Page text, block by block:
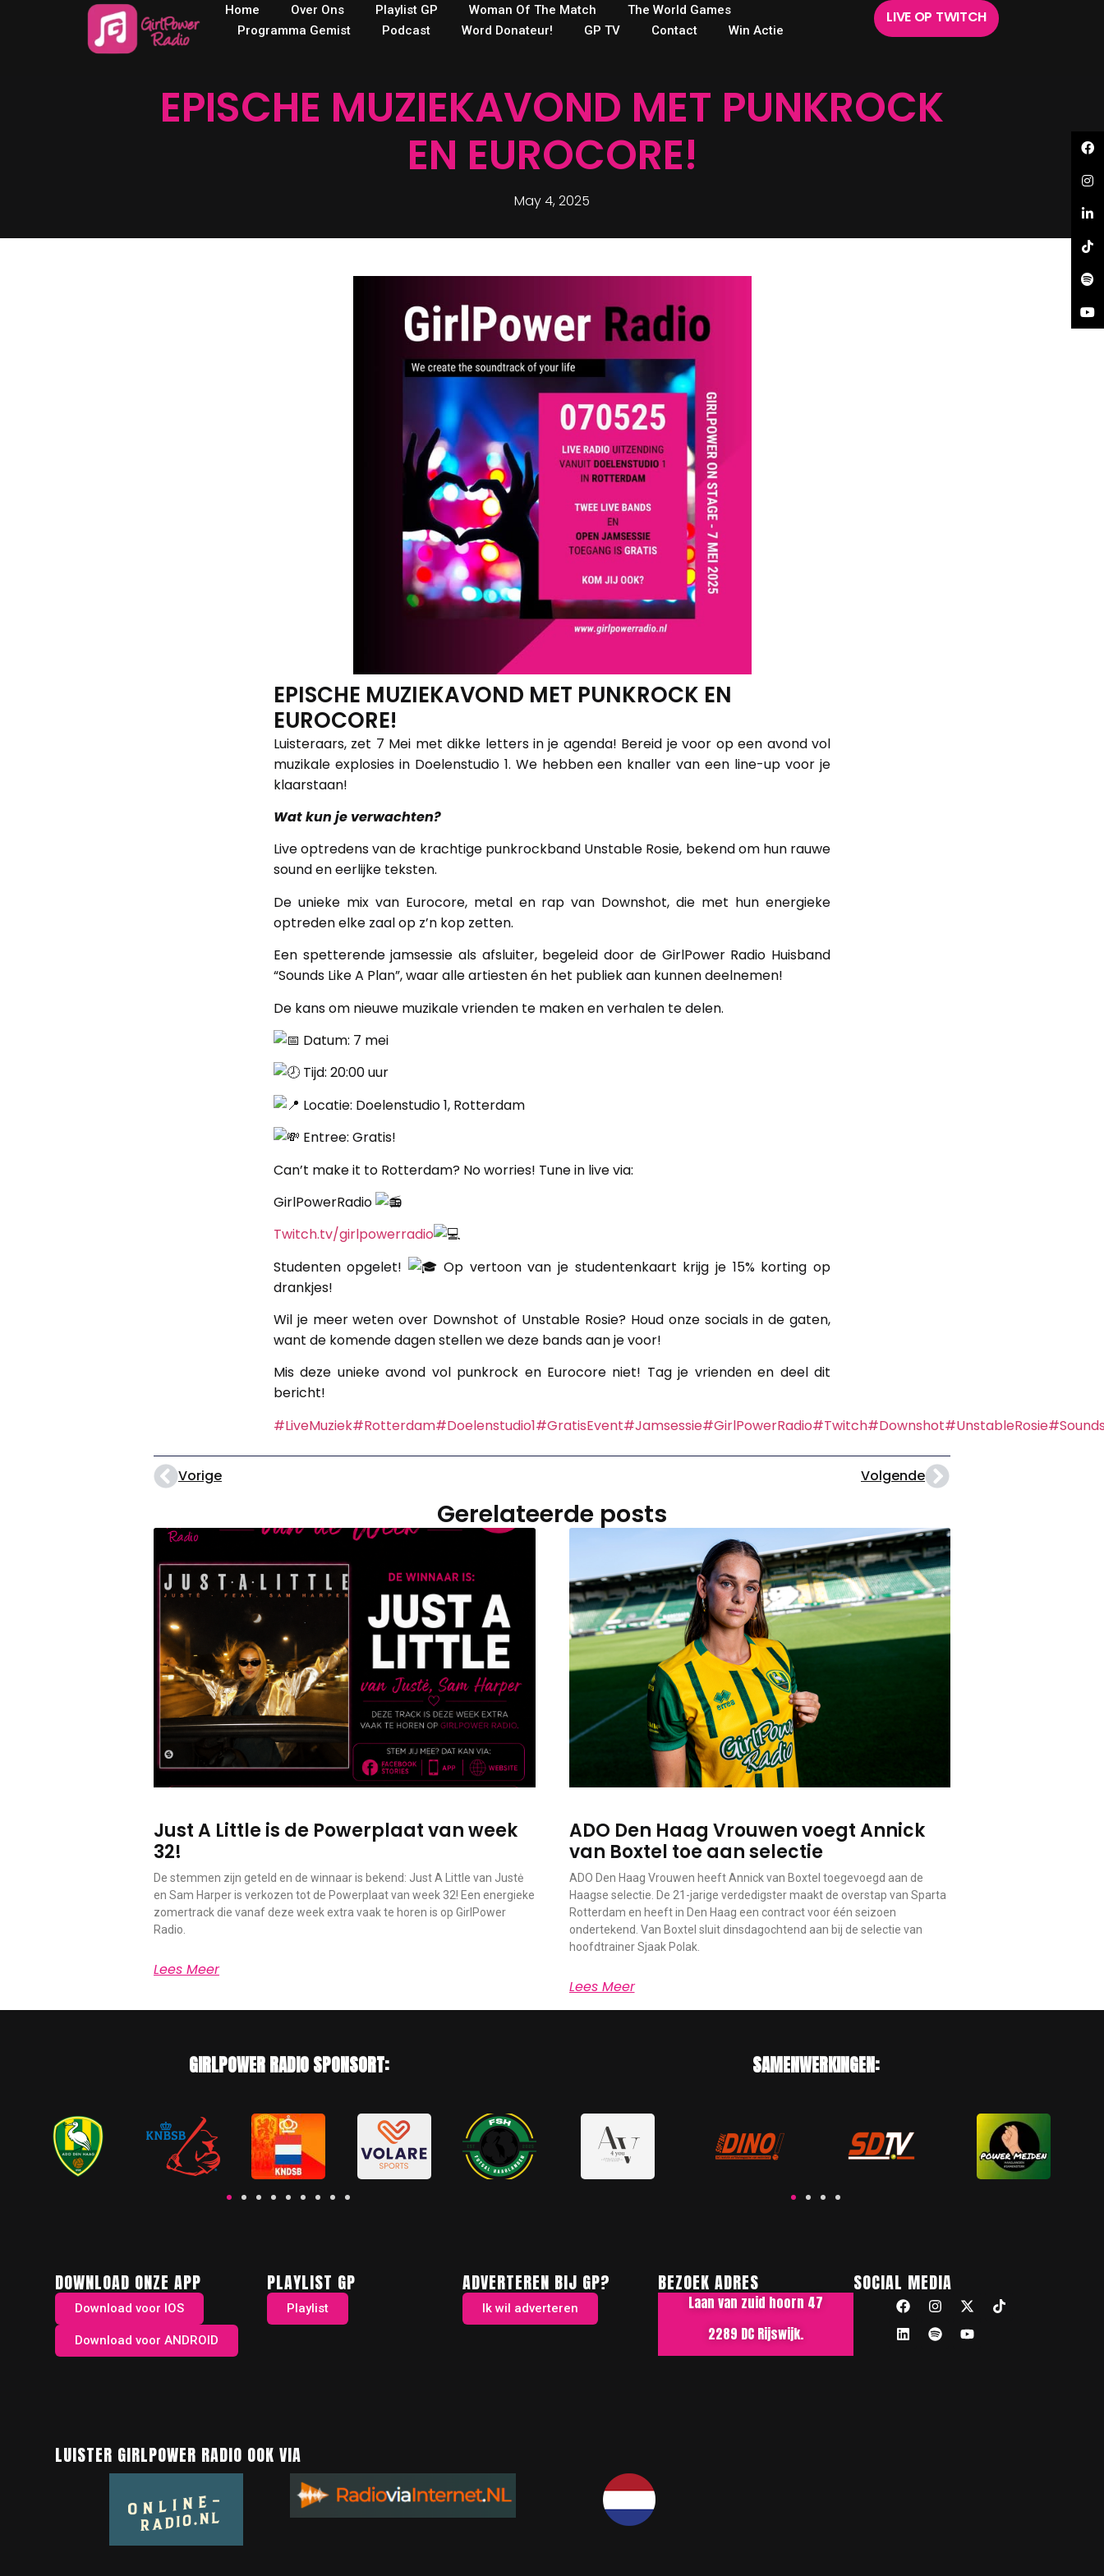
Home Over Ons Playlist GP Woman Of The Match
The World Games
Programma Gemist
Podcast Word Donateur! GP TV Contact Win Actie
LIVE OP TWITCH
EPISCHE MUZIEKAVOND MET PUNKROCK
EN EUROCORE!
May 4, 2025
EPISCHE MUZIEKAVOND MET PUNKROCK EN
EUROCORE!
Luisteraars, zet 7 Mei met dikke letters in je agenda! Bereid je voor op een avond vol
muzikale explosies in Doelenstudio 1. We hebben een knaller van een line-up voor je
klaarstaan!
Wat kun je verwachten?
Live optredens van de krachtige punkrockband Unstable Rosie, bekend om hun rauwe
sound en eerlijke teksten.
De unieke mix van Eurocore, metal en rap van Downshot, die met hun energieke
optreden elke zaal op z’n kop zetten.
Een spetterende jamsessie als afsluiter, begeleid door de GirlPower Radio Huisband
“Sounds Like A Plan”, waar alle artiesten én het publiek aan kunnen deelnemen!
De kans om nieuwe muzikale vrienden te maken en verhalen te delen.
Datum: 7 mei
Tijd: 20:00 uur
Locatie: Doelenstudio 1, Rotterdam
Entree: Gratis!
Can’t make it to Rotterdam? No worries! Tune in live via:
GirlPowerRadio
Twitch.tv/girlpowerradio
Studenten opgelet!
Op vertoon van je studentenkaart krijg je 15% korting op
drankjes!
Wil je meer weten over Downshot of Unstable Rosie? Houd onze socials in de gaten,
want de komende dagen stellen we deze bands aan je voor!
Mis deze unieke avond vol punkrock en Eurocore niet! Tag je vrienden en deel dit
bericht!
#LiveMuziek#Rotterdam#Doelenstudio1#GratisEvent#Jamsessie#GirlPowerRadio#Twitch#Downshot#UnstableRosie
Vorige Volgende
Gerelateerde posts
Just A Little is de Powerplaat van week
32!
De stemmen zijn geteld en de winnaar is bekend: Just A Little van Justė
en Sam Harper is verkozen tot de Powerplaat van week 32! Een energieke
zomertrack die vanaf deze week extra vaak te horen is op GirlPower
Radio.
Lees Meer
ADO Den Haag Vrouwen voegt Annick
van Boxtel toe aan selectie
ADO Den Haag Vrouwen heeft Annick van Boxtel toegevoegd aan de
Haagse selectie. De 21-jarige verdedigster maakt de overstap van Sparta
Rotterdam en heeft in Den Haag een contract voor één seizoen
ondertekend. Van Boxtel sluit dinsdagochtend aan bij de selectie van
hoofdtrainer Sjaak Polak.
Lees Meer
GIRLPOWER RADIO SPONSORT: SAMENWERKINGEN:
DOWNLOAD ONZE APP
Download voor IOS
Download voor ANDROID
PLAYLIST GP
Playlist
ADVERTEREN BIJ GP?
Ik wil adverteren
BEZOEK ADRES
Laan van zuid hoorn 47
2289 DC Rijswijk.
SOCIAL MEDIA
LUISTER GIRLPOWER RADIO OOK VIA